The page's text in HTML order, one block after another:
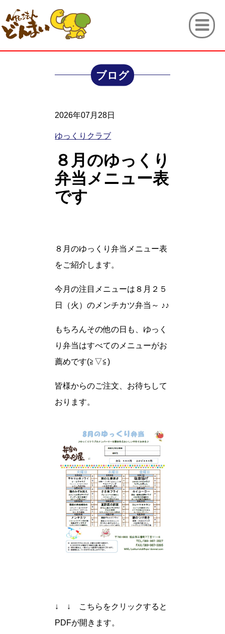
ブログ
2026年07月28日
ゆっくりクラブ
８月のゆっくり
弁当メニュー表
です
８月のゆっくり弁当メニュー表
をご紹介します。
今月の注目メニューは８月２５
日（火）のメンチカツ弁当～ ♪♪
もちろんその他の日も、ゆっく
り弁当はすべてのメニューがお
薦めです(≧▽≦)
皆様からのご注文、お待ちして
おります。
↓ ↓ こちらをクリックすると
PDFが開きます。